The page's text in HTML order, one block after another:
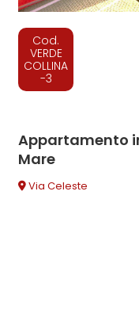
Cod.
VERDE
COLLINA
-3
Appartamento
Mare
Via Celeste